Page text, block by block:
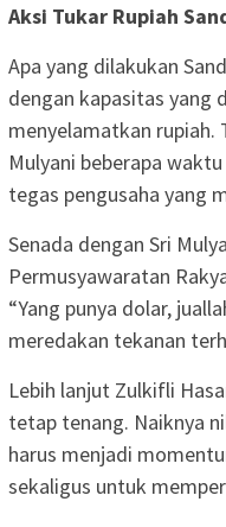
Aksi Tukar Rupiah
Apa yang dilakukan
dengan kapasitas yang
menyelamatkan rupiah.
Mulyani beberapa
tegas pengusaha yang
Senada dengan Sri
Permusyawaratan
“Yang punya dolar,
meredakan tekanan
Lebih lanjut Zulkifli
tetap tenang. Naiknya
harus menjadi
sekaligus untuk